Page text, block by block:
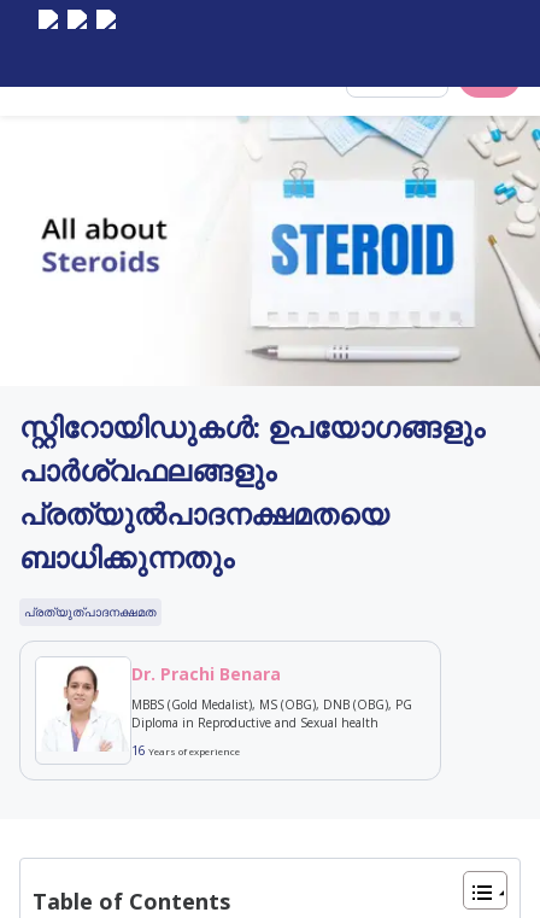
സ്റ്റിറോയിഡുകൾ: ഉപയോഗങ്ങളും
പാർശ്വഫലങ്ങളും
പ്രത്യുൽപാദനക്ഷമതയെ
ബാധിക്കുന്നതും
പ്രത്യുത്പാദനക്ഷമത
Dr. Prachi Benara
MBBS (Gold Medalist), MS (OBG), DNB (OBG), PG
Diploma in Reproductive and Sexual health
16 Years of experience
Table of Contents